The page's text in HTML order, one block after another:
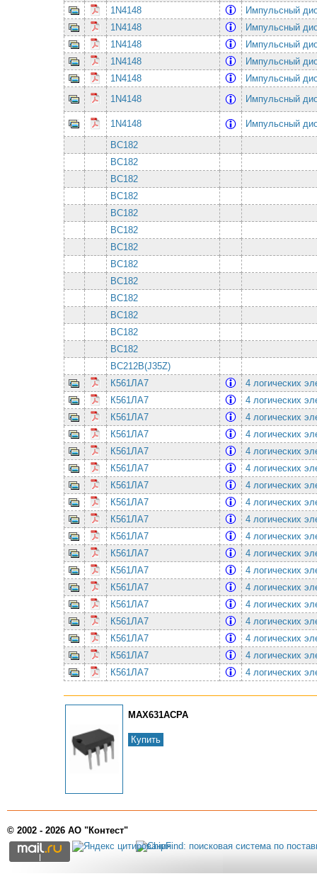
1N4148
Импульсный
1N4148
Импульсный
1N4148
Импульсный
1N4148
Импульсный
1N4148
Импульсный
1N4148
Импульсный
1N4148
Импульсный
BC182
BC182
BC182
BC182
BC182
BC182
BC182
BC182
BC182
BC182
BC182
BC182
BC182
BC212B(J35Z)
К561ЛА7
4 логических
К561ЛА7
4 логических
К561ЛА7
4 логических
К561ЛА7
4 логических
К561ЛА7
4 логических
К561ЛА7
4 логических
К561ЛА7
4 логических
К561ЛА7
4 логических
К561ЛА7
4 логических
К561ЛА7
4 логических
К561ЛА7
4 логических
К561ЛА7
4 логических
К561ЛА7
4 логических
К561ЛА7
4 логических
К561ЛА7
4 логических
К561ЛА7
4 логических
К561ЛА7
4 логических
К561ЛА7
4 логических
MAX631ACPA
Купить
© 2002 - 2026 АО "Контест"